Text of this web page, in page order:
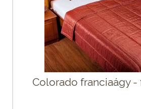
Colorado franciaágy -